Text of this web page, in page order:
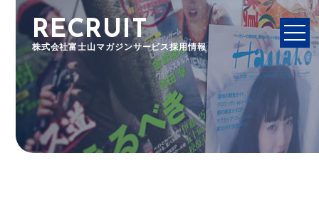
RECRUIT
株式会社富士山マガジンサービス採用情報